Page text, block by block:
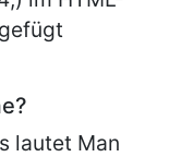
lautet Man